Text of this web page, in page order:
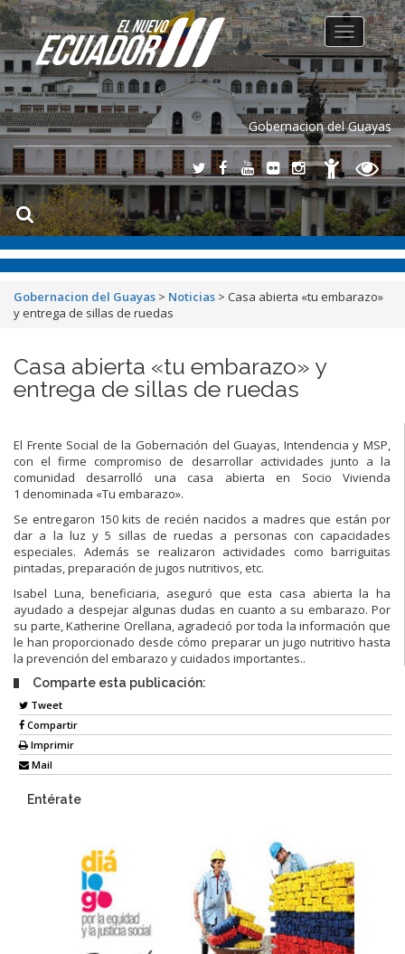
Gobernacion del Guayas
Toggle
navigation
Gobernacion del Guayas > Noticias > Casa abierta «tu embarazo»
y entrega de sillas de ruedas
Casa abierta «tu embarazo» y
entrega de sillas de ruedas
El Frente Social de la Gobernación del Guayas, Intendencia y MSP,
con el firme compromiso de desarrollar actividades junto a la
comunidad desarrolló una casa abierta en Socio Vivienda
1 denominada «Tu embarazo».
Se entregaron 150 kits de recién nacidos a madres que están por
dar a la luz y 5 sillas de ruedas a personas con capacidades
especiales. Además se realizaron actividades como barriguitas
pintadas, preparación de jugos nutritivos, etc.
Isabel Luna, beneficiaria, aseguró que esta casa abierta la ha
ayudado a despejar algunas dudas en cuanto a su embarazo. Por
su parte, Katherine Orellana, agradeció por toda la información que
le han proporcionado desde cómo preparar un jugo nutritivo hasta
la prevención del embarazo y cuidados importantes..
Comparte esta publicación:
Tweet
Compartir
Imprimir
Mail
Entérate